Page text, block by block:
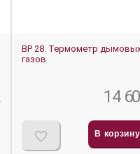
BP 28. Термометр
газов
14
В корзину